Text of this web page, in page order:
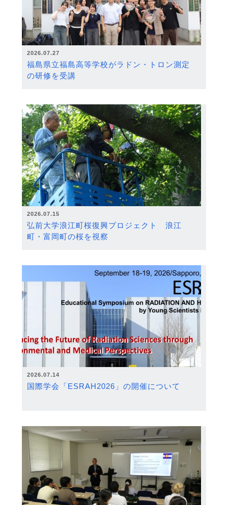
2026.07.27
福島県立福島高等学校がラドン・トロン測定
の研修を受講
2026.07.15
弘前大学浪江町桜復興プロジェクト 浪江
町・富岡町の桜を視察
2026.07.14
国際学会「ESRAH2026」の開催について